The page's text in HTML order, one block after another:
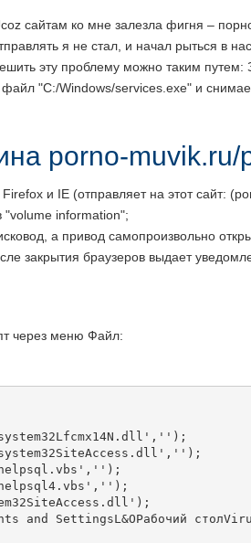
сайтам ко мне залезла фигня –
я не стал, и начал рыться в
эту проблему можно таким
файл "C:/Windows/services.exe" и
porno-
и IE (отправляет на этот сайт:
"volume information";
а привод самопроизвольно
закрытия браузеров выдает
через меню Файл:
and SettingsL&OРабочий